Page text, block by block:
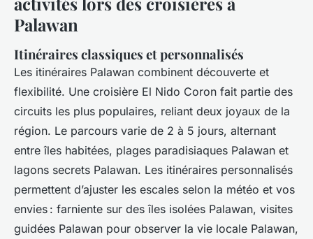
Palawan
Itinéraires classiques et personnalisés
Les itinéraires Palawan combinent découverte et
flexibilité. Une croisière El Nido Coron fait partie des
circuits les plus populaires, reliant deux joyaux de la
région. Le parcours varie de 2 à 5 jours, alternant
entre îles habitées, plages paradisiaques Palawan et
lagons secrets Palawan. Les itinéraires personnalisés
permettent d’ajuster les escales selon la météo et vos
envies : farniente sur des îles isolées Palawan, visites
guidées Palawan pour observer la vie locale Palawan,